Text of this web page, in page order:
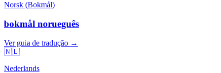
Norsk (Bokmål)
bokmål norueguês
Ver guia de tradução →
🇳🇱
Nederlands